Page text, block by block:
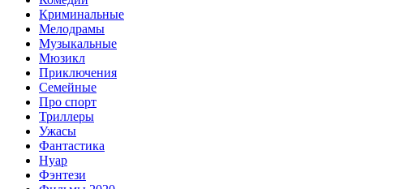
Криминальные
Мелодрамы
Музыкальные
Мюзикл
Приключения
Семейные
Про спорт
Триллеры
Ужасы
Фантастика
Нуар
Фэнтези